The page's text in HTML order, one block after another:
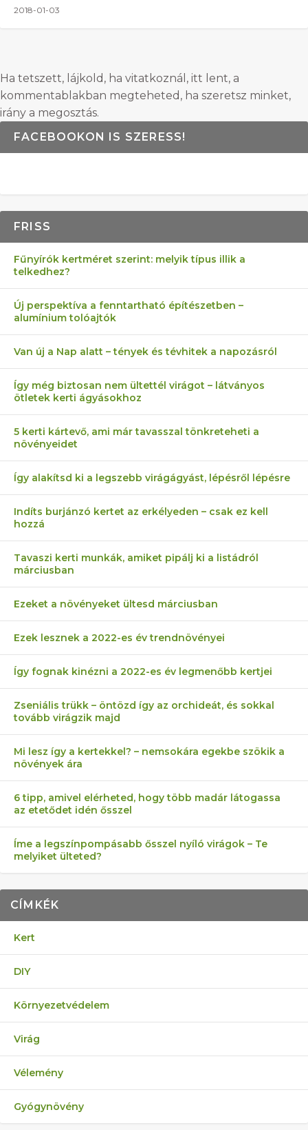
2018-01-03
Ha tetszett, lájkold, ha vitatkoznál, itt lent, a
kommentablakban megteheted, ha szeretsz minket,
irány a megosztás.
FACEBOOKON IS SZERESS!
FRISS
Fűnyírók kertméret szerint: melyik típus illik a
telkedhez?
Új perspektíva a fenntartható építészetben –
alumínium tolóajtók
Van új a Nap alatt – tények és tévhitek a napozásról
Így még biztosan nem ültettél virágot – látványos
ötletek kerti ágyásokhoz
5 kerti kártevő, ami már tavasszal tönkreteheti a
növényeidet
Így alakítsd ki a legszebb virágágyást, lépésről lépésre
Indíts burjánzó kertet az erkélyeden – csak ez kell
hozzá
Tavaszi kerti munkák, amiket pipálj ki a listádról
márciusban
Ezeket a növényeket ültesd márciusban
Ezek lesznek a 2022-es év trendnövényei
Így fognak kinézni a 2022-es év legmenőbb kertjei
Zseniális trükk – öntözd így az orchideát, és sokkal
tovább virágzik majd
Mi lesz így a kertekkel? – nemsokára egekbe szökik a
növények ára
6 tipp, amivel elérheted, hogy több madár látogassa
az etetődet idén ősszel
Íme a legszínpompásabb ősszel nyíló virágok – Te
melyiket ülteted?
CÍMKÉK
Kert
DIY
Környezetvédelem
Virág
Vélemény
Gyógynövény